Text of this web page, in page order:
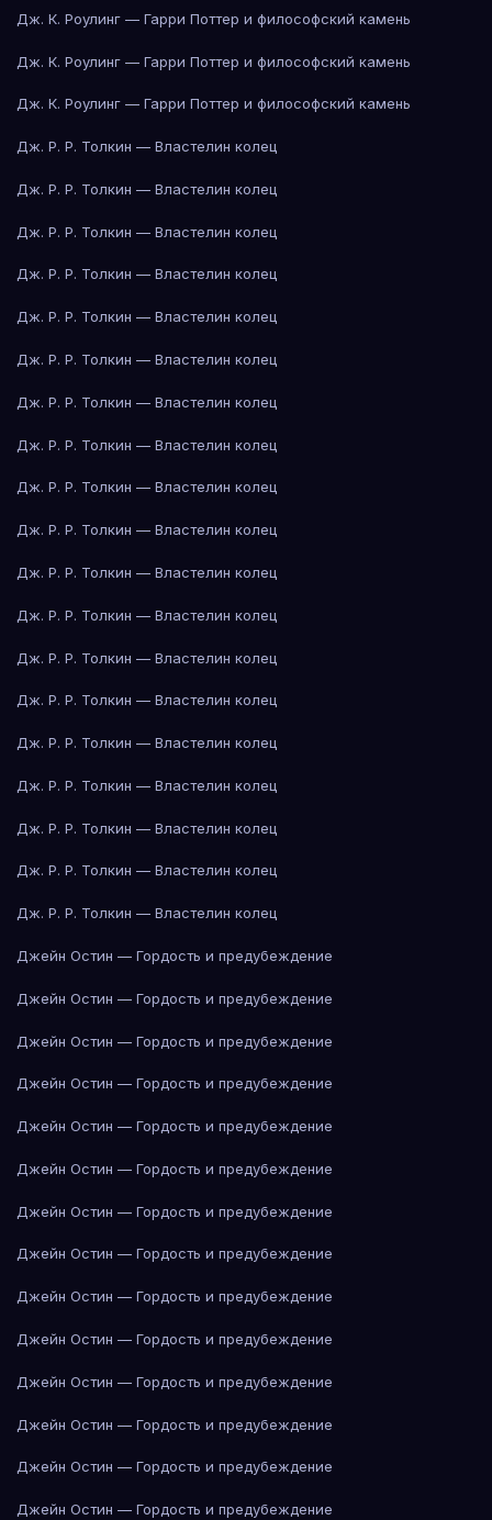
Дж. К. Роулинг — Гарри Поттер и философский камень
Дж. К. Роулинг — Гарри Поттер и философский камень
Дж. К. Роулинг — Гарри Поттер и философский камень
Дж. Р. Р. Толкин — Властелин колец
Дж. Р. Р. Толкин — Властелин колец
Дж. Р. Р. Толкин — Властелин колец
Дж. Р. Р. Толкин — Властелин колец
Дж. Р. Р. Толкин — Властелин колец
Дж. Р. Р. Толкин — Властелин колец
Дж. Р. Р. Толкин — Властелин колец
Дж. Р. Р. Толкин — Властелин колец
Дж. Р. Р. Толкин — Властелин колец
Дж. Р. Р. Толкин — Властелин колец
Дж. Р. Р. Толкин — Властелин колец
Дж. Р. Р. Толкин — Властелин колец
Дж. Р. Р. Толкин — Властелин колец
Дж. Р. Р. Толкин — Властелин колец
Дж. Р. Р. Толкин — Властелин колец
Дж. Р. Р. Толкин — Властелин колец
Дж. Р. Р. Толкин — Властелин колец
Дж. Р. Р. Толкин — Властелин колец
Дж. Р. Р. Толкин — Властелин колец
Джейн Остин — Гордость и предубеждение
Джейн Остин — Гордость и предубеждение
Джейн Остин — Гордость и предубеждение
Джейн Остин — Гордость и предубеждение
Джейн Остин — Гордость и предубеждение
Джейн Остин — Гордость и предубеждение
Джейн Остин — Гордость и предубеждение
Джейн Остин — Гордость и предубеждение
Джейн Остин — Гордость и предубеждение
Джейн Остин — Гордость и предубеждение
Джейн Остин — Гордость и предубеждение
Джейн Остин — Гордость и предубеждение
Джейн Остин — Гордость и предубеждение
Джейн Остин — Гордость и предубеждение